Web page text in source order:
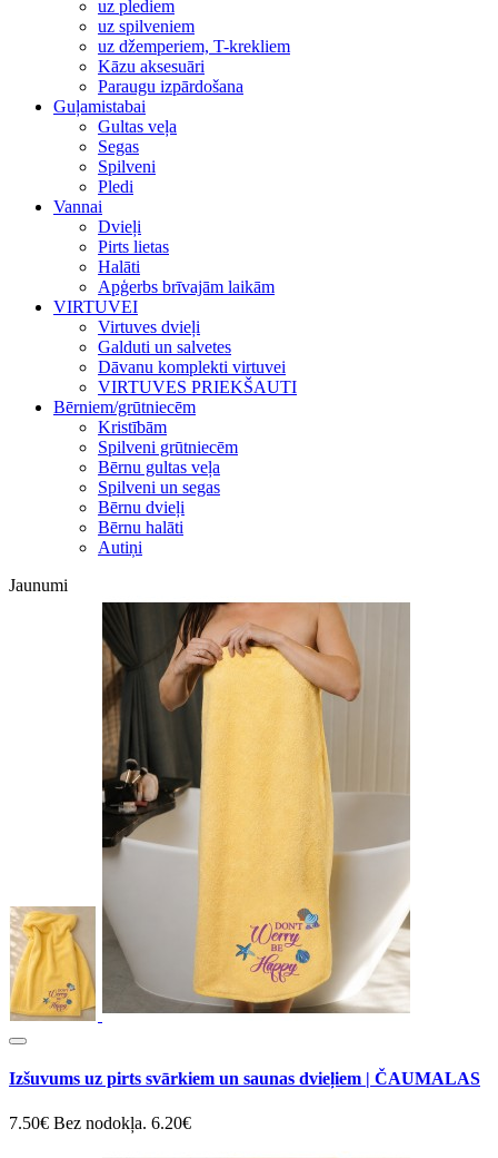
uz plediem
uz spilveniem
uz džemperiem, T-krekliem
Kāzu aksesuāri
Paraugu izpārdošana
Guļamistabai
Gultas veļa
Segas
Spilveni
Pledi
Vannai
Dvieļi
Pirts lietas
Halāti
Apģerbs brīvajām laikām
VIRTUVEI
Virtuves dvieļi
Galduti un salvetes
Dāvanu komplekti virtuvei
VIRTUVES PRIEKŠAUTI
Bērniem/grūtniecēm
Kristībām
Spilveni grūtniecēm
Bērnu gultas veļa
Spilveni un segas
Bērnu dvieļi
Bērnu halāti
Autiņi
Jaunumi
Izšuvums uz pirts svārkiem un saunas dvieļiem | ČAUMALAS
7.50€ Bez nodokļa. 6.20€